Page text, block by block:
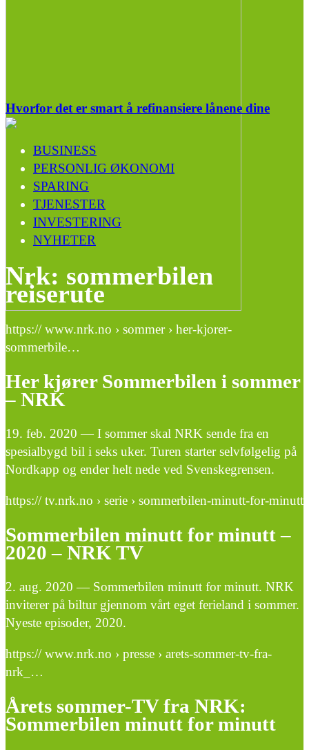
Hvorfor det er smart å refinansiere lånene dine
BUSINESS
PERSONLIG ØKONOMI
SPARING
TJENESTER
INVESTERING
NYHETER
Nrk: sommerbilen
reiserute
https:// www.nrk.no › sommer › her-kjorer-
sommerbile…
Her kjører Sommerbilen i sommer
– NRK
19. feb. 2020 — I sommer skal NRK sende fra en
spesialbygd bil i seks uker. Turen starter selvfølgelig på
Nordkapp og ender helt nede ved Svenskegrensen.
https:// tv.nrk.no › serie › sommerbilen-minutt-for-minutt
Sommerbilen minutt for minutt –
2020 – NRK TV
2. aug. 2020 — Sommerbilen minutt for minutt. NRK
inviterer på biltur gjennom vårt eget ferieland i sommer.
Nyeste episoder, 2020.
https:// www.nrk.no › presse › arets-sommer-tv-fra-
nrk_…
Årets sommer-TV fra NRK:
Sommerbilen minutt for minutt